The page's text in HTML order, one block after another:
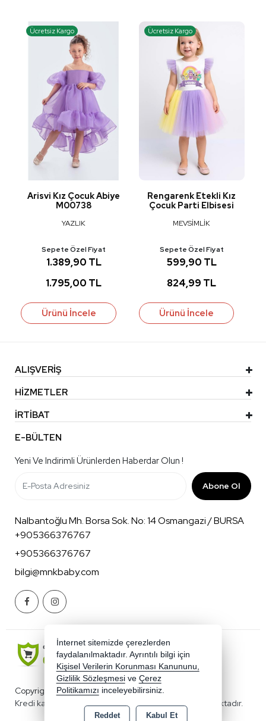
Ücretsiz Kargo
Arisvi Kız Çocuk Abiye
M00738
YAZLIK
Sepete Özel Fiyat
1.389,90 TL
1.795,00 TL
Ürünü İncele
Ücretsiz Kargo
Rengarenk Etekli Kız
Çocuk Parti Elbisesi
MEVSİMLİK
Sepete Özel Fiyat
599,90 TL
824,99 TL
Ürünü İncele
ALIŞVERİŞ
HİZMETLER
İRTİBAT
E-BÜLTEN
Yeni Ve Indirimli Ürünlerden Haberdar Olun !
Abone Ol
Nalbantoğlu Mh. Borsa Sok. No: 14 Osmangazi / BURSA
+905366376767
+905366376767
bilgi@mnkbaby.com
Copyright 2026 mnkbaby.com - Tüm hakları saklıdır.
Kredi kartı bilgileriniz 256bit SSL sertifikası ile korunmaktadır.
İnternet sitemizde çerezlerden
faydalanılmaktadır. Ayrıntılı bilgi için
Kişisel Verilerin Korunması Kanununu,
Gizlilik Sözleşmesi ve Çerez
Politikamızı inceleyebilirsiniz.
Reddet Kabul Et